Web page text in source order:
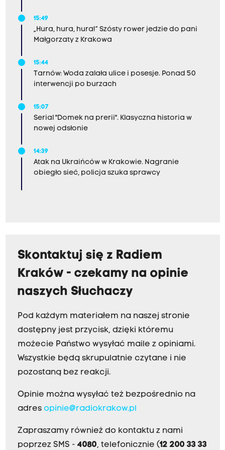
15:49
„Hura, hura, hura!” Szósty rower jedzie do pani
Małgorzaty z Krakowa
15:44
Tarnów: Woda zalała ulice i posesje. Ponad 50
interwencji po burzach
15:07
Serial "Domek na prerii". Klasyczna historia w
nowej odsłonie
14:39
Atak na Ukraińców w Krakowie. Nagranie
obiegło sieć, policja szuka sprawcy
Skontaktuj się z Radiem
Kraków - czekamy na opinie
naszych Słuchaczy
Pod każdym materiałem na naszej stronie
dostępny jest przycisk, dzięki któremu
możecie Państwo wysyłać maile z opiniami.
Wszystkie będą skrupulatnie czytane i nie
pozostaną bez reakcji.
Opinie można wysyłać też bezpośrednio na
adres opinie@radiokrakow.pl
Zapraszamy również do kontaktu z nami
poprzez SMS - 4080, telefonicznie (12 200 33 33